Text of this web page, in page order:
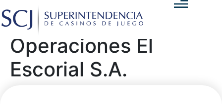
Operaciones El
Escorial S.A.